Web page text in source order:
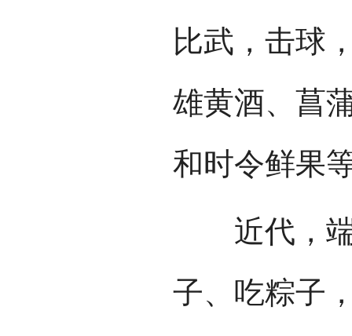
比武，击球
雄黄酒、菖
和时令鲜果
近代，端
子、吃粽子